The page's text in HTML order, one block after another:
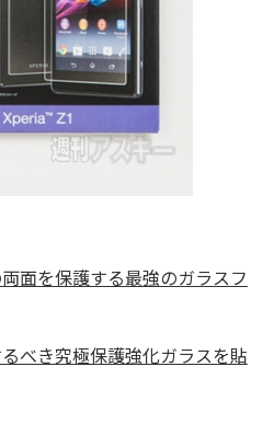
面を保護する最強のガラスフ
べき究極保護強化ガラスを貼